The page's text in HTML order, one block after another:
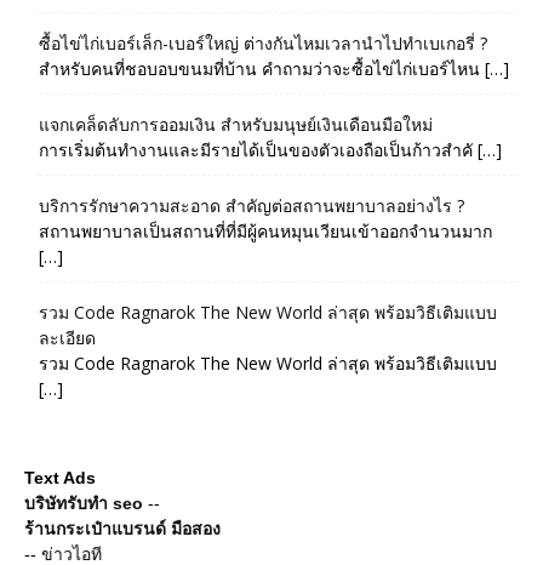
ซื้อไข่ไก่เบอร์เล็ก-เบอร์ใหญ่ ต่างกันไหมเวลานำไปทำเบเกอรี่ ?
สำหรับคนที่ชอบอบขนมที่บ้าน คำถามว่าจะซื้อไข่ไก่เบอร์ไหน […]
แจกเคล็ดลับการออมเงิน สำหรับมนุษย์เงินเดือนมือใหม่
การเริ่มต้นทำงานและมีรายได้เป็นของตัวเองถือเป็นก้าวสำคั […]
บริการรักษาความสะอาด สำคัญต่อสถานพยาบาลอย่างไร ?
สถานพยาบาลเป็นสถานที่ที่มีผู้คนหมุนเวียนเข้าออกจำนวนมาก
[…]
รวม Code Ragnarok The New World ล่าสุด พร้อมวิธีเติมแบบ
ละเอียด
รวม Code Ragnarok The New World ล่าสุด พร้อมวิธีเติมแบบ
[…]
Text Ads
บริษัทรับทำ seo --
ร้านกระเป๋าแบรนด์ มือสอง
-- ข่าวไอที